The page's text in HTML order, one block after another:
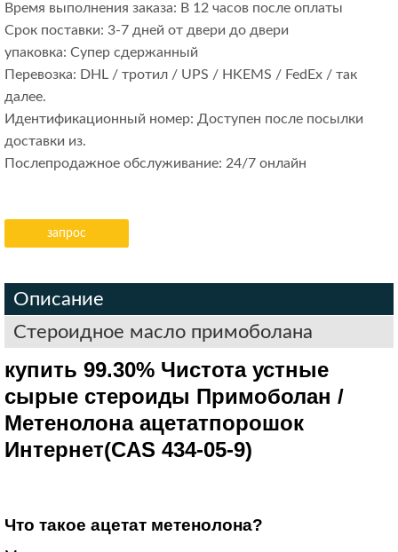
Время выполнения заказа: В 12 часов после оплаты
Срок поставки: 3-7 дней от двери до двери
упаковка: Супер сдержанный
Перевозка: DHL / тротил / UPS / HKEMS / FedEx / так
далее.
Идентификационный номер: Доступен после посылки
доставки из.
Послепродажное обслуживание: 24/7 онлайн
запрос
Описание
Стероидное масло примоболана
купить 99.30% Чистота устные
сырые стероиды Примоболан /
Метенолона ацетатпорошок
Интернет(CAS 434-05-9)
Что такое ацетат метенолона?